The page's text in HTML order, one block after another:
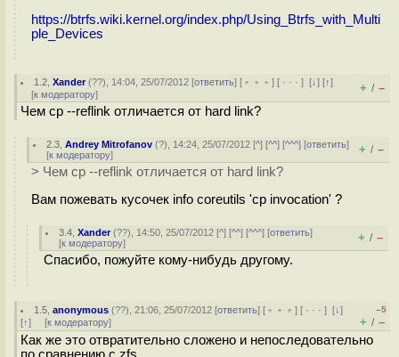
https://btrfs.wiki.kernel.org/index.php/Using_Btrfs_with_Multi
ple_Devices
1.2 ,Xander(??), 14:04, 25/07/2012 [ответить] [ ﹢﹢﹢] [ · · ·][↓] [↑]
[к модератору] + / –
Чем cp --reflink отличается от hard link?
2.3 ,Andrey Mitrofanov (?), 14:24, 25/07/2012 [^] [^^] [^^^] [ответить]
[к модератору] + / –
> Чем cp --reflink отличается от hard link?
Вам пожевать кусочек info coreutils 'cp invocation' ?
3.4 ,Xander(??), 14:50, 25/07/2012 [^] [^^] [^^^] [ответить]
[к модератору] + / –
Спасибо, пожуйте кому-нибудь другому.
1.5 ,anonymous (??), 21:06, 25/07/2012 [ответить] [ ﹢﹢﹢] [ · · ·][↓]
[↑] [к модератору]
–5
+ / –
Как же это отвратительно сложено и непоследовательно